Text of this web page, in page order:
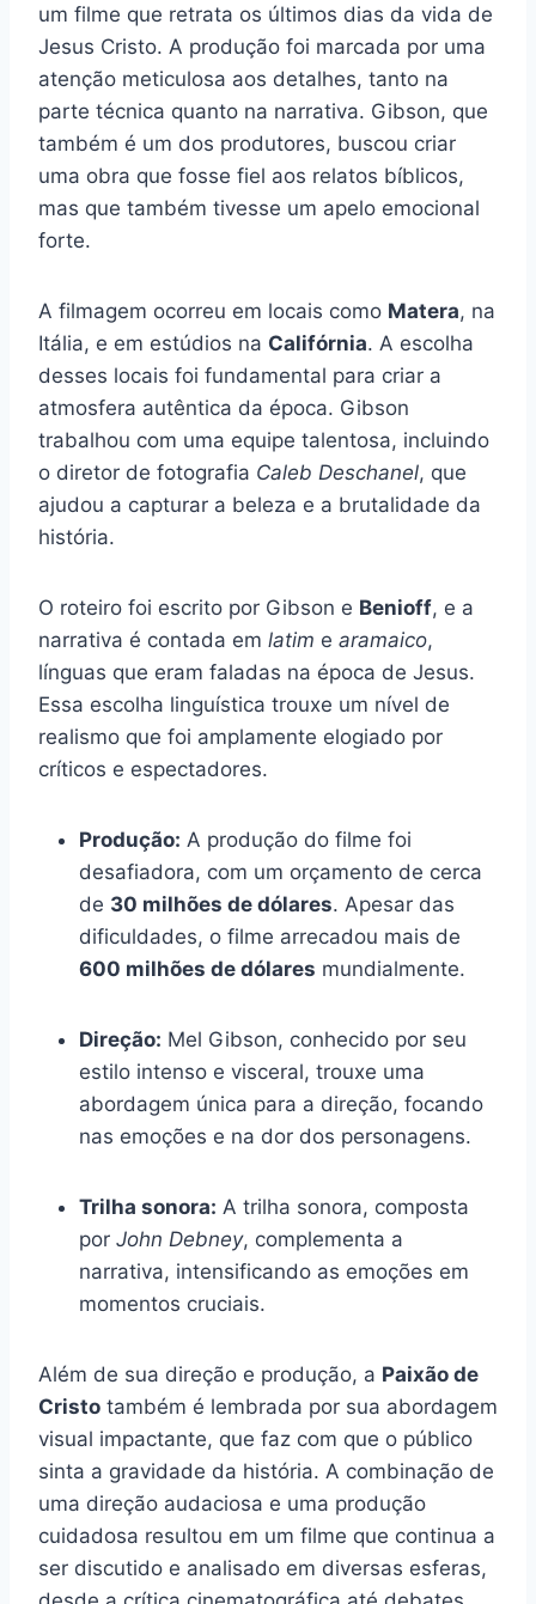
um filme que retrata os últimos dias da vida de
Jesus Cristo. A produção foi marcada por uma
atenção meticulosa aos detalhes, tanto na
parte técnica quanto na narrativa. Gibson, que
também é um dos produtores, buscou criar
uma obra que fosse fiel aos relatos bíblicos,
mas que também tivesse um apelo emocional
forte.
A filmagem ocorreu em locais como Matera, na
Itália, e em estúdios na Califórnia. A escolha
desses locais foi fundamental para criar a
atmosfera autêntica da época. Gibson
trabalhou com uma equipe talentosa, incluindo
o diretor de fotografia Caleb Deschanel, que
ajudou a capturar a beleza e a brutalidade da
história.
O roteiro foi escrito por Gibson e Benioff, e a
narrativa é contada em latim e aramaico,
línguas que eram faladas na época de Jesus.
Essa escolha linguística trouxe um nível de
realismo que foi amplamente elogiado por
críticos e espectadores.
Produção: A produção do filme foi
desafiadora, com um orçamento de cerca
de 30 milhões de dólares. Apesar das
dificuldades, o filme arrecadou mais de
600 milhões de dólares mundialmente.
Direção: Mel Gibson, conhecido por seu
estilo intenso e visceral, trouxe uma
abordagem única para a direção, focando
nas emoções e na dor dos personagens.
Trilha sonora: A trilha sonora, composta
por John Debney, complementa a
narrativa, intensificando as emoções em
momentos cruciais.
Além de sua direção e produção, a Paixão de
Cristo também é lembrada por sua abordagem
visual impactante, que faz com que o público
sinta a gravidade da história. A combinação de
uma direção audaciosa e uma produção
cuidadosa resultou em um filme que continua a
ser discutido e analisado em diversas esferas,